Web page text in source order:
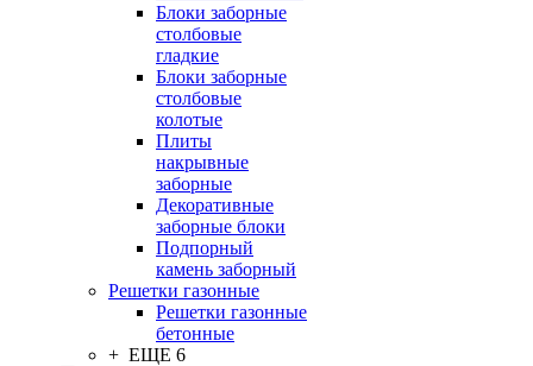
Блоки заборные
столбовые
гладкие
Блоки заборные
столбовые
колотые
Плиты
накрывные
заборные
Декоративные
заборные блоки
Подпорный
камень заборный
Решетки газонные
Решетки газонные
бетонные
+ ЕЩЕ 6